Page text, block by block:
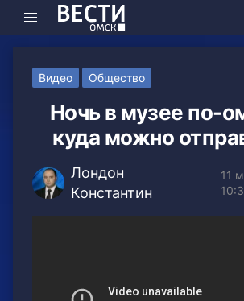
Видео Общество
Ночь в музее по-
куда можно
Лондон
Константин
11